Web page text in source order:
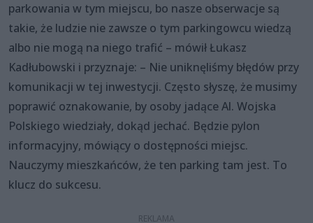
parkowania w tym miejscu, bo nasze obserwacje są
takie, że ludzie nie zawsze o tym parkingowcu wiedzą
albo nie mogą na niego trafić – mówił Łukasz
Kadłubowski i przyznaje: – Nie uniknęliśmy błędów przy
komunikacji w tej inwestycji. Często słyszę, że musimy
poprawić oznakowanie, by osoby jadące Al. Wojska
Polskiego wiedziały, dokąd jechać. Będzie pylon
informacyjny, mówiący o dostępności miejsc.
Nauczymy mieszkańców, że ten parking tam jest. To
klucz do sukcesu.